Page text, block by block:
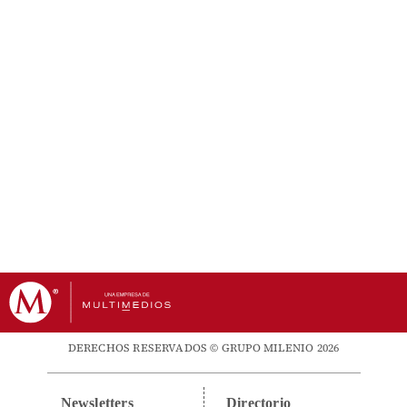
DERECHOS RESERVADOS © GRUPO MILENIO 2026
Newsletters Directorio